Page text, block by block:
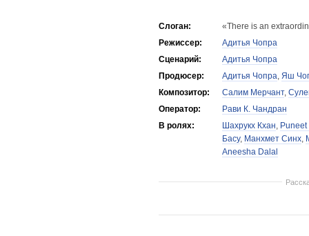
Слоган:
«There is an
Режиссер:
Адитья Чопра
Сценарий:
Адитья Чопра
Продюсер:
Адитья Чопра, Яш
Композитор:
Салим Мерчант,
Оператор:
Рави К. Чандран
В ролях:
Шахрукх Кхан,
Басу, Манхмет Синх,
Aneesha Dalal